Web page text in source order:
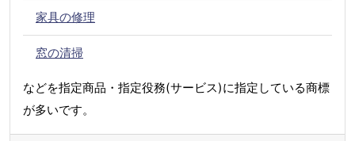
家具の修理
窓の清掃
などを指定商品・指定役務(サービス)に指定している商標
が多いです。